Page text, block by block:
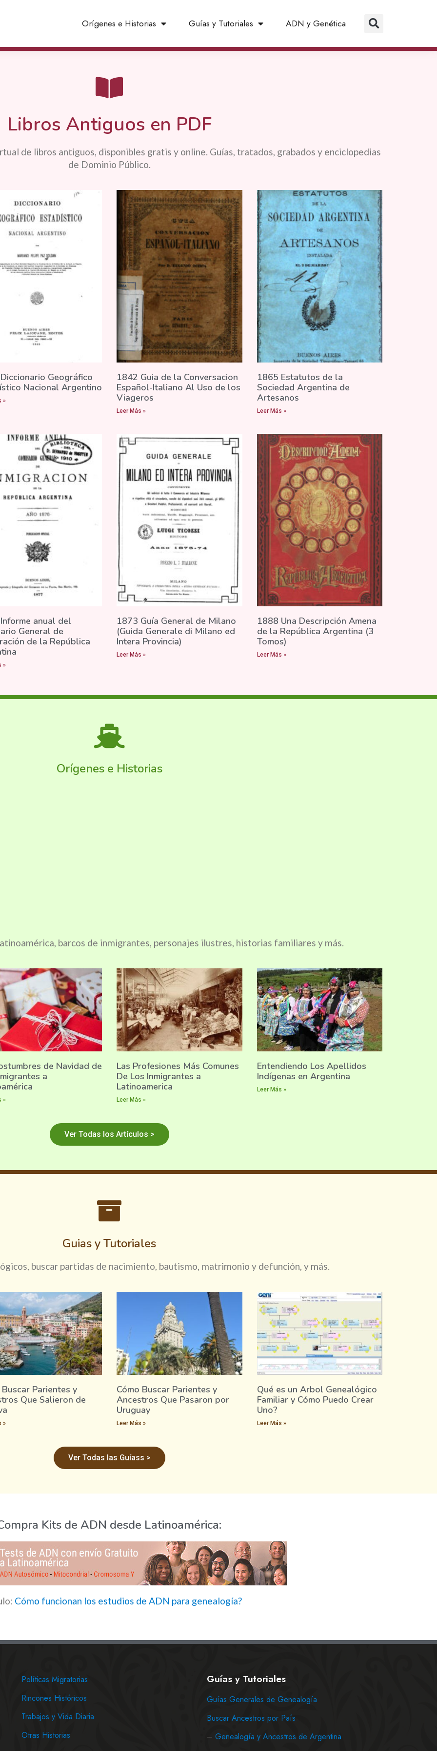
Orígenes e Historias Guías y Tutoriales ADN y Genética
Libros Antiguos en PDF
de libros antiguos, disponibles gratis y online. Guías, tratados, grabados y enciclopedias
de Dominio Público.
Geográfico
Nacional Argentino
»
1842 Guia de la Conversacion
Español-Italiano Al Uso de los
Viageros
Leer Más »
1865 Estatutos de la
Sociedad Argentina de
Artesanos
Leer Más »
anual del
General de
de la República
»
1873 Guía General de Milano
(Guida Generale di Milano ed
Intera Provincia)
Leer Más »
1888 Una Descripción Amena
de la República Argentina (3
Tomos)
Leer Más »
Orígenes e Historias
barcos de inmigrantes, personajes ilustres, historias familiares y más.
de Navidad de
a
»
Las Profesiones Más Comunes
De Los Inmigrantes a
Latinoamerica
Leer Más »
Entendiendo Los Apellidos
Indígenas en Argentina
Leer Más »
Ver Todas los Artículos >
Guias y Tutoriales
buscar partidas de nacimiento, bautismo, matrimonio y defunción, y más.
Buscar Parientes y
Que Salieron de
»
Cómo Buscar Parientes y
Ancestros Que Pasaron por
Uruguay
Leer Más »
Qué es un Arbol Genealógico
Familiar y Cómo Puedo Crear
Uno?
Leer Más »
Ver Todas las Guíass >
Kits de ADN desde Latinoamérica:
Cómo funcionan los estudios de ADN para genealogía?
Políticas Migratorias
Rincones Históricos
Trabajos y Vida Diaria
Otras Historias
Guías y Tutoriales
Guías Generales de Genealogía
Buscar Ancestros por País
– Genealogía y Ancestros de Argentina